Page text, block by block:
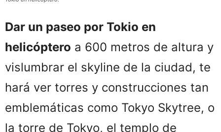
Dar un paseo por Tokio en
helicóptero a 600 metros de altura y
vislumbrar el skyline de la ciudad, te
hará ver torres y construcciones tan
emblemáticas como Tokyo Skytree, o
la torre de Tokyo, el templo de